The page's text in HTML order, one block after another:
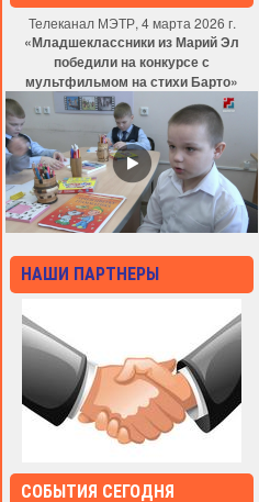
Телеканал МЭТР, 4 марта 2026 г.
«Младшеклассники из Марий Эл
победили на конкурсе с
мультфильмом на стихи Барто»
НАШИ ПАРТНЕРЫ
СОБЫТИЯ СЕГОДНЯ